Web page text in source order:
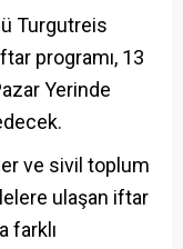
Turgutreis
programı, 13
Yerinde
ve sivil toplum
ulaşan iftar
farklı